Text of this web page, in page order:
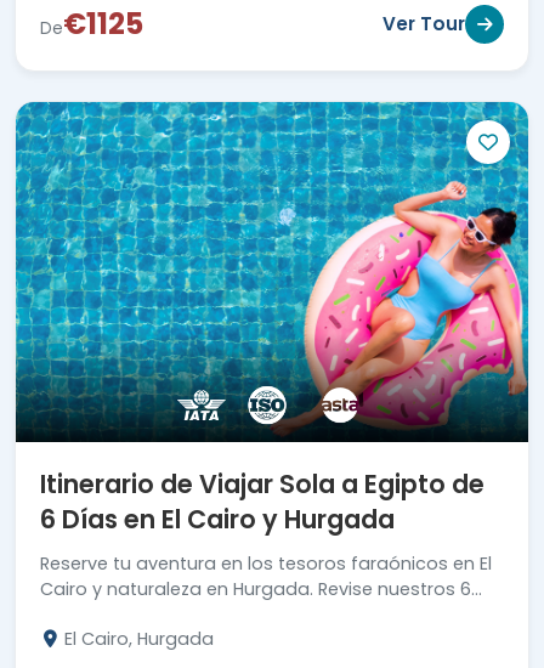
De€1125 Ver Tour
Itinerario de Viajar Sola a Egipto de
6 Días en El Cairo y Hurgada
Reserve tu aventura en los tesoros faraónicos en El
Cairo y naturaleza en Hurgada. Revise nuestros 6
El Cairo, Hurgada